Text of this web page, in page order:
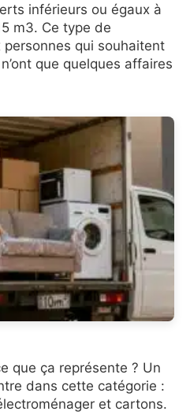
inférieurs ou égaux à
m3. Ce type de
qui souhaitent
que quelques affaires
que ça représente ? Un
dans cette catégorie :
et cartons.